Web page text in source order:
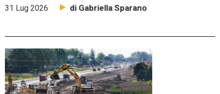
31 Lug 2026 di Gabriella Sparano